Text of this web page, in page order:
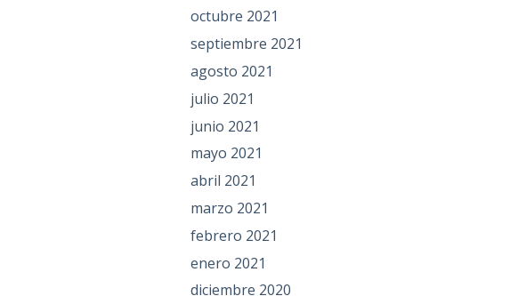
octubre 2021
septiembre 2021
agosto 2021
julio 2021
junio 2021
mayo 2021
abril 2021
marzo 2021
febrero 2021
enero 2021
diciembre 2020